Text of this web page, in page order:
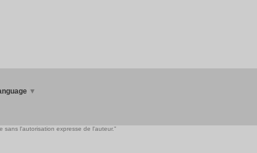
▼
sans l'autorisation expresse de l'auteur."